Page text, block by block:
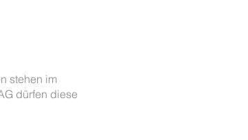
stehen im
dürfen diese